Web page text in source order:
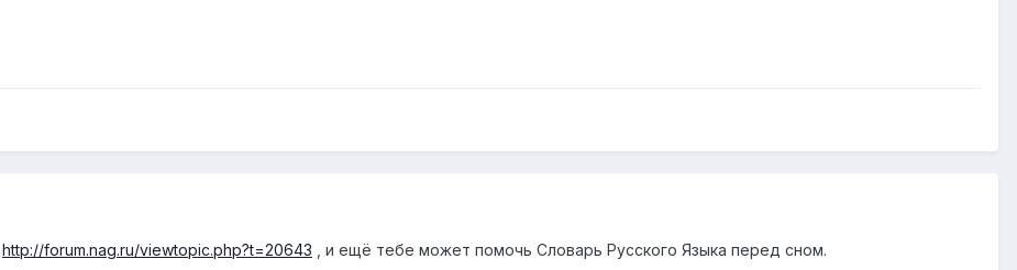
http://forum.nag.ru/viewtopic.php?t=20643 , и ещё тебе может помочь Словарь Русского Языка перед сном.